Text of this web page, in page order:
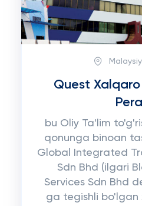
Quest
bu Oliy Ta'lim
qonunga binoan
Global Integrated
Sdn Bhd (ilgari
Services Sdn Bhd
ga tegishli bo'lgan